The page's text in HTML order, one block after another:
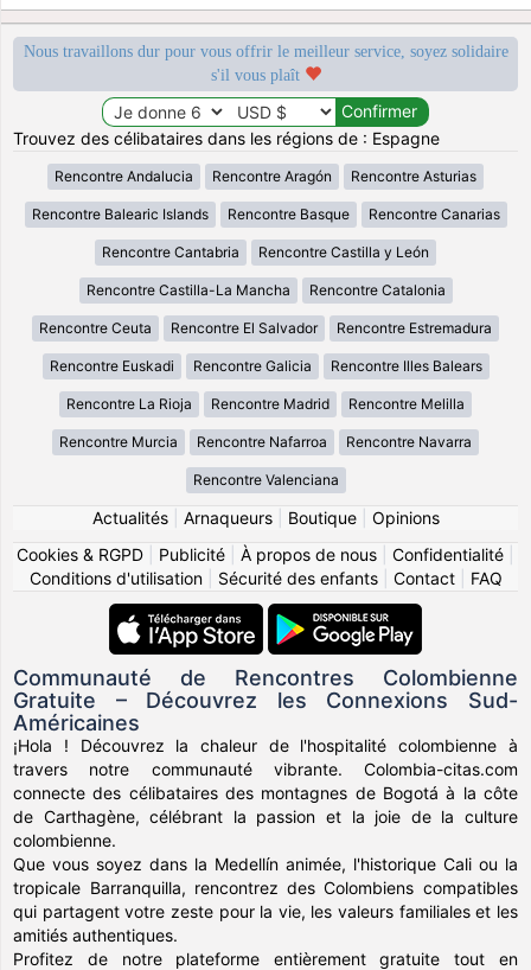
Nous travaillons dur pour vous offrir le meilleur service, soyez solidaire
s'il vous plaît
Trouvez des célibataires dans les régions de : Espagne
Rencontre Andalucia Rencontre Aragón Rencontre Asturias
Rencontre Balearic Islands Rencontre Basque Rencontre Canarias
Rencontre Cantabria Rencontre Castilla y León
Rencontre Castilla-La Mancha Rencontre Catalonia
Rencontre Ceuta Rencontre El Salvador Rencontre Estremadura
Rencontre Euskadi Rencontre Galicia Rencontre Illes Balears
Rencontre La Rioja Rencontre Madrid Rencontre Melilla
Rencontre Murcia Rencontre Nafarroa Rencontre Navarra
Rencontre Valenciana
Actualités| Arnaqueurs| Boutique| Opinions
Cookies & RGPD
Publicité À propos de nous Confidentialité
Conditions d'utilisation| Sécurité des enfants| Contact| FAQ
Communauté de Rencontres Colombienne
Gratuite – Découvrez les Connexions Sud-
Américaines
¡Hola ! Découvrez la chaleur de l'hospitalité colombienne à
travers notre communauté vibrante. Colombia-citas.com
connecte des célibataires des montagnes de Bogotá à la côte
de Carthagène, célébrant la passion et la joie de la culture
colombienne.
Que vous soyez dans la Medellín animée, l'historique Cali ou la
tropicale Barranquilla, rencontrez des Colombiens compatibles
qui partagent votre zeste pour la vie, les valeurs familiales et les
amitiés authentiques.
Profitez de notre plateforme entièrement gratuite tout en